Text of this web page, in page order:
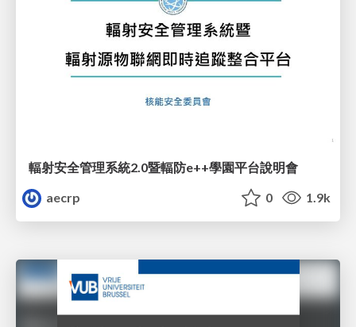
輻射安全管理系統2.0暨輻防e++學園平台說明會
aecrp
0 1.9k